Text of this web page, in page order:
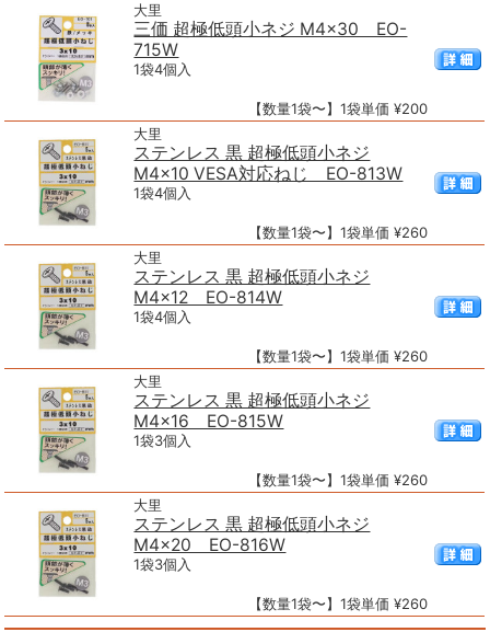
大里
三価 超極低頭小ネジ M4×30 EO-
715W
1袋4個入
【数量1袋〜】1袋単価 ¥200
大里
ステンレス 黒 超極低頭小ネジ
M4×10 VESA対応ねじ EO-813W
1袋4個入
【数量1袋〜】1袋単価 ¥260
大里
ステンレス 黒 超極低頭小ネジ
M4×12 EO-814W
1袋4個入
【数量1袋〜】1袋単価 ¥260
大里
ステンレス 黒 超極低頭小ネジ
M4×16 EO-815W
1袋3個入
【数量1袋〜】1袋単価 ¥260
大里
ステンレス 黒 超極低頭小ネジ
M4×20 EO-816W
1袋3個入
【数量1袋〜】1袋単価 ¥260